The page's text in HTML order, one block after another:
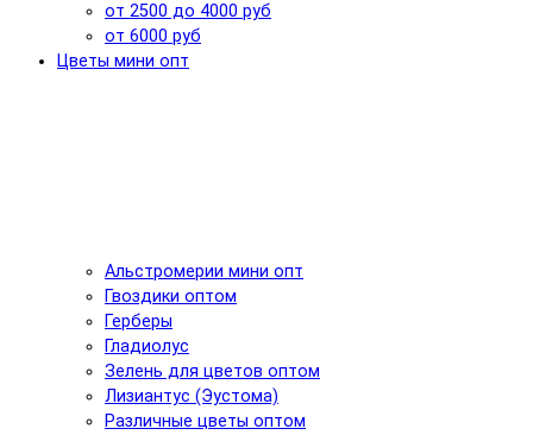
от 2500 до 4000 руб
от 6000 руб
Цветы мини опт
Альстромерии мини опт
Гвоздики оптом
Герберы
Гладиолус
Зелень для цветов оптом
Лизиантус (Эустома)
Различные цветы оптом